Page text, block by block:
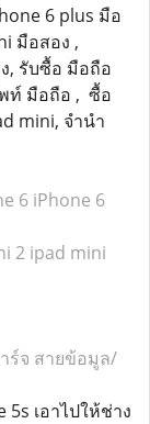
6 plus มือ
มือสอง ,
, รับซื้อ มือถือ
ท์ มือถือ , ซื้อ
mini, จำนำ
6 iPhone 6
2 ipad mini
ร์จ สายข้อมูล/
เอาไปให้ช่าง